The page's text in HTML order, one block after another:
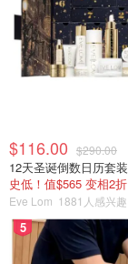
$116.00 $290.00
12天圣诞倒数日历套装
史低！值$565 变相2折
Eve Lom 1881人感兴趣
5